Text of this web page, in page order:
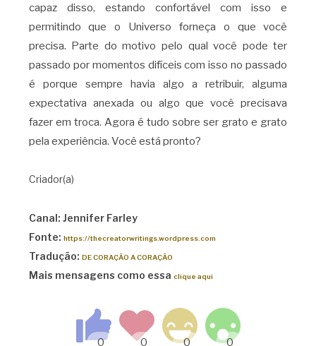
capaz disso, estando confortável com isso e
permitindo que o Universo forneça o que você
precisa. Parte do motivo pelo qual você pode ter
passado por momentos difíceis com isso no passado
é porque sempre havia algo a retribuir, alguma
expectativa anexada ou algo que você precisava
fazer em troca. Agora é tudo sobre ser grato e grato
pela experiência. Você está pronto?
Criador(a)
Canal: Jennifer Farley
Fonte: https://thecreatorwritings.wordpress.com
Tradução: DE CORAÇÃO A CORAÇÃO
Mais mensagens como essa clique aqui